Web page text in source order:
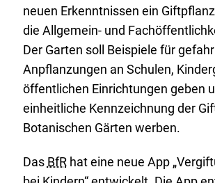
neuen Erkenntnissen ein
die Allgemein- und
Der Garten soll Beispiele für
Anpflanzungen an Schulen,
öffentlichen Einrichtungen geben
einheitliche Kennzeichnung der
Botanischen Gärten werben.
Das BfRhat eine neue App